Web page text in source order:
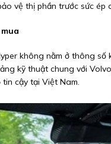
vệ thị phần trước sức ép
không nằm ở thông
kỹ thuật chung với
cậy tại Việt Nam.